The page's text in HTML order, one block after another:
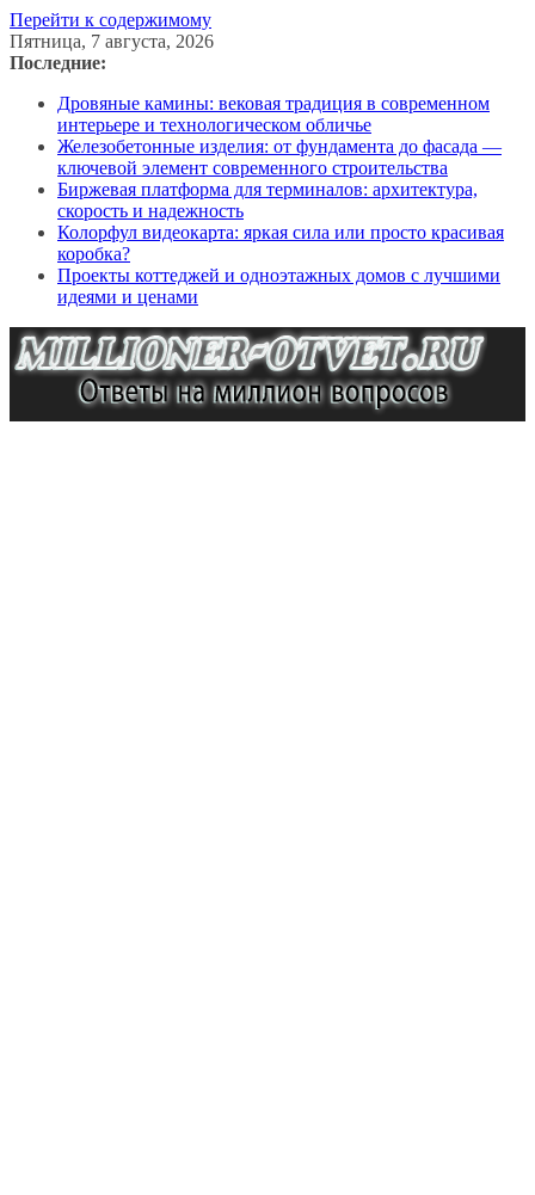
Перейти к содержимому
Пятница, 7 августа, 2026
Последние:
Дровяные камины: вековая традиция в современном
интерьере и технологическом обличье
Железобетонные изделия: от фундамента до фасада —
ключевой элемент современного строительства
Биржевая платформа для терминалов: архитектура,
скорость и надежность
Колорфул видеокарта: яркая сила или просто красивая
коробка?
Проекты коттеджей и одноэтажных домов с лучшими
идеями и ценами